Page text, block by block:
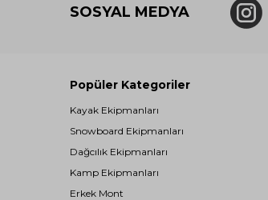
SOSYAL MEDYA
Popüler Kategoriler
Kayak Ekipmanları
Snowboard Ekipmanları
Dağcılık Ekipmanları
Kamp Ekipmanları
Erkek Mont